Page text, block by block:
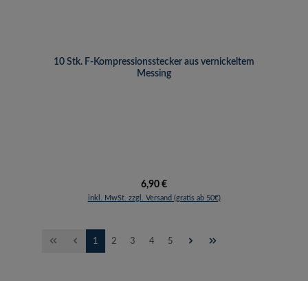
10 Stk. F-Kompressionsstecker aus vernickeltem
Messing
Regulärer Preis:
6,90 €
inkl. MwSt. zzgl. Versand (gratis ab 50€)
Seite
1 Seite
2 Seite
3 Seite
4 Seite
5